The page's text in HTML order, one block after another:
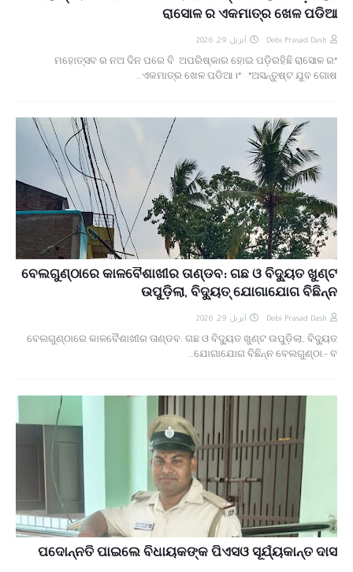
ରାସୋଳ ର ଏକମାତ୍ର ଖେଳ ପଡିଆ
Debi Prasad Dash أبريل 29, 2026
*ମହୋତ୍ସବ ର ନଅ ଦିନ ପରେ ବି ଅପରିଷ୍କାର ହୋଇ ପଡ଼ିରହିଛି ରାସୋଳ ର
ଏକମାତ୍ର ଖେଳ ପଡିଆ।* *ଅସନ୍ତୁଷ୍ଟ ଯୁବ ଗୋଷ…
ବେଲଗୁଣ୍ଠାରେ କାଳବୈଶାଖୀର ତାଣ୍ଡବ: ଗଛ ଓ ବିଦ୍ୟୁତ ଖୁଣ୍ଟ
ଉପୁଡ଼ିଲା, ବିଦ୍ୟୁତ୍ ଯୋଗାଯୋଗ ବିଛିନ୍ନ
Debi Prasad Dash أبريل 29, 2026
ବେଲଗୁଣ୍ଠାରେ କାଳବୈଶାଖୀର ତାଣ୍ଡବ: ଗଛ ଓ ବିଦ୍ୟୁତ ଖୁଣ୍ଟ ଉପୁଡ଼ିଲା, ବିଦ୍ୟୁତ୍
ଯୋଗାଯୋଗ ବିଛିନ୍ନ ବେଲଗୁଣ୍ଠା:- ବ…
ପଦୋନ୍ନତି ପାଇଲେ ବିଧାୟକଙ୍କ ପିଏସଓ ସୂର୍ଯ୍ୟକାନ୍ତ ଦାସ